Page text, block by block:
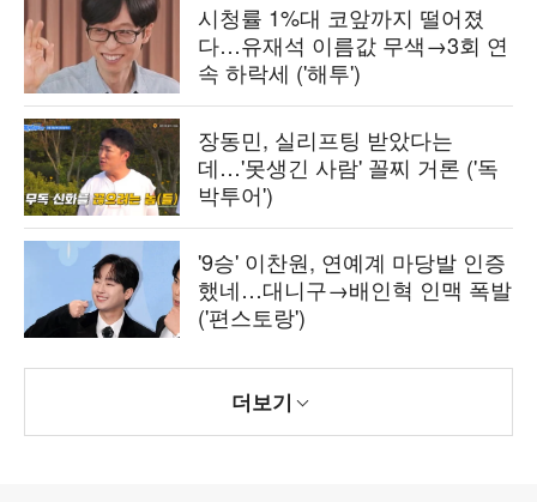
시청률 1%대 코앞까지 떨어졌
다…유재석 이름값 무색→3회 연
속 하락세 ('해투')
장동민, 실리프팅 받았다는
데…'못생긴 사람' 꼴찌 거론 ('독
박투어')
'9승' 이찬원, 연예계 마당발 인증
했네…대니구→배인혁 인맥 폭발
('편스토랑')
더보기